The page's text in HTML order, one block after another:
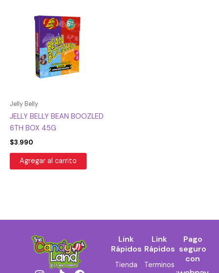
Jelly Belly
JELLY BELLY BEAN BOOZLED
6TH BOX 45G
$3.990
Agregar al carrito
Link
Rápidos
Tienda
Link
Rápidos
Terminos
Pago
seguro
con